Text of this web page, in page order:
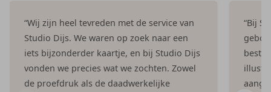
“Wij zijn heel tevreden met de service van
Studio Dijs. We waren op zoek naar een
iets bijzonderder kaartje, en bij Studio Dijs
vonden we precies wat we zochten. Zowel
de proefdruk als de daadwerkelijke
“Bij